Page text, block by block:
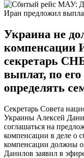
Иран предложил
Украина не
компенсации
секретарь
выплат, по
определять
Секретарь Совета
Украины Алексей
соглашаться на
компенсации в деле о
компенсации должны
Данилов заявил в